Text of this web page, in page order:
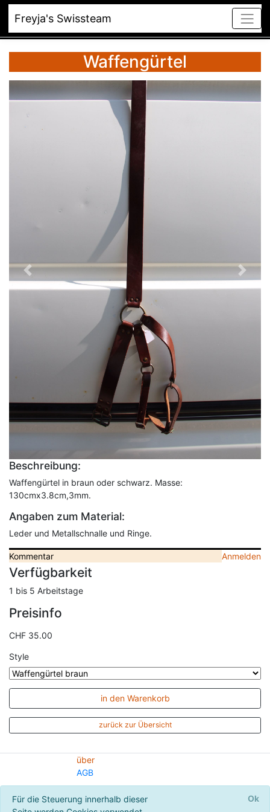
Freyja's Swissteam
Für die Steuerung innerhalb dieser
Ok
Waffengürtel
Vorheriges
Beschreibung:
Waffengürtel in braun oder schwarz. Masse:
130cmx3.8cm,3mm.
Angaben zum Material:
Leder und Metallschnalle und Ringe.
Kommentar Anmelden
Verfügbarkeit
1 bis 5 Arbeitstage
Preisinfo
CHF 35.00
Style
in den Warenkorb
zurück zur Übersicht
über
AGB
© 2020 - Freyja's Swissteam